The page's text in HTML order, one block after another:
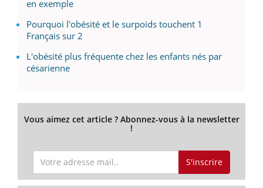
en exemple
Pourquoi l'obésité et le surpoids touchent 1
Français sur 2
L'obésité plus fréquente chez les enfants nés par
césarienne
Vous aimez cet article ? Abonnez-vous à la newsletter
!
S'inscrire